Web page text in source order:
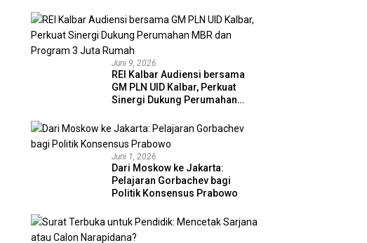
Kedaulatan Negara
Juni 9, 2026
REI Kalbar Audiensi bersama
GM PLN UID Kalbar, Perkuat
Sinergi Dukung Perumahan
Rumah
Juni 1, 2026
Dari Moskow ke Jakarta:
Pelajaran Gorbachev bagi
Politik Konsensus Prabowo